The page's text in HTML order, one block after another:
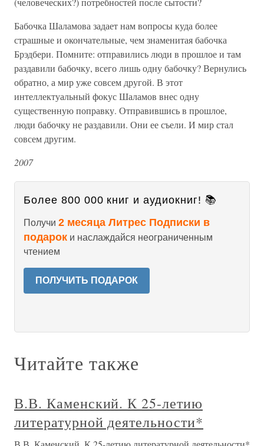
Бабочка Шаламова задает нам вопросы куда более
страшные и окончательные, чем знаменитая бабочка
Брэдбери. Помните: отправились люди в прошлое и там
раздавили бабочку, всего лишь одну бабочку? Вернулись
обратно, а мир уже совсем другой. В этот
интеллектуальный фокус Шаламов внес одну
существенную поправку. Отправившись в прошлое,
люди бабочку не раздавили. Они ее съели. И мир стал
совсем другим.
2007
Более 800 000 книг и аудиокниг! 📚
Получи 2 месяца Литрес Подписки в
подарок и наслаждайся неограниченным
чтением
ПОЛУЧИТЬ ПОДАРОК
Читайте также
В.В. Каменский. К 25-летию
литературной деятельности*